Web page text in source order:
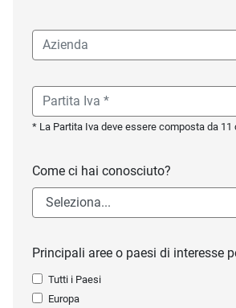
* La Partita Iva deve essere composta da
Come ci hai conosciuto?
Principali aree o paesi di interesse
Tutti i Paesi
Europa